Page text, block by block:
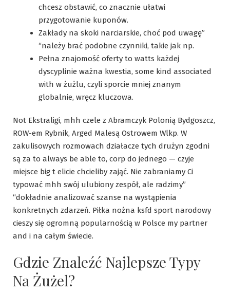
chcesz obstawić, co znacznie ułatwi
przygotowanie kuponów.
Zakłady na skoki narciarskie, choć pod uwagę”
“należy brać podobne czynniki, takie jak np.
Pełna znajomość oferty to watts każdej
dyscyplinie ważna kwestia, some kind associated
with w żużlu, czyli sporcie mniej znanym
globalnie, wręcz kluczowa.
Not Ekstraligi, mhh czele z Abramczyk Polonią Bydgoszcz,
ROW-em Rybnik, Arged Malesą Ostrowem Wlkp. W
zakulisowych rozmowach działacze tych drużyn zgodni
są za to always be able to, corp do jednego — czyje
miejsce big t elicie chcieliby zająć. Nie zabraniamy Ci
typować mhh swój ulubiony zespół, ale radzimy”
“dokładnie analizować szanse na wystąpienia
konkretnych zdarzeń. Piłka nożna ksfd sport narodowy
cieszy się ogromną popularnością w Polsce my partner
and i na całym świecie.
Gdzie Znaleźć Najlepsze Typy
Na Żużel?